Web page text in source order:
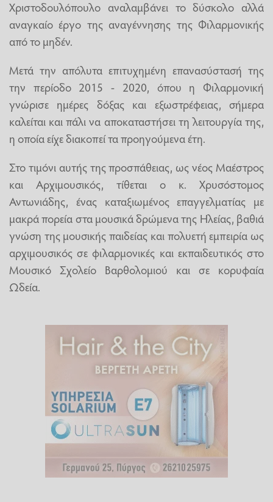
Χριστοδουλόπουλο αναλαμβάνει το δύσκολο αλλά
αναγκαίο έργο της αναγέννησης της Φιλαρμονικής
από το μηδέν.
Μετά την απόλυτα επιτυχημένη επανασύστασή της
την περίοδο 2015 - 2020, όπου η Φιλαρμονική
γνώρισε ημέρες δόξας και εξωστρέφειας, σήμερα
καλείται και πάλι να αποκαταστήσει τη λειτουργία της,
η οποία είχε διακοπεί τα προηγούμενα έτη.
Στο τιμόνι αυτής της προσπάθειας, ως νέος Μαέστρος
και Αρχιμουσικός, τίθεται ο κ. Χρυσόστομος
Αντωνιάδης, ένας καταξιωμένος επαγγελματίας με
μακρά πορεία στα μουσικά δρώμενα της Ηλείας, βαθιά
γνώση της μουσικής παιδείας και πολυετή εμπειρία ως
αρχιμουσικός σε φιλαρμονικές και εκπαιδευτικός στο
Μουσικό Σχολείο Βαρθολομιού και σε κορυφαία
Ωδεία.